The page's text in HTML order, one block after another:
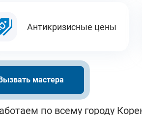
Антикризисные цены
мастера
по всему городу